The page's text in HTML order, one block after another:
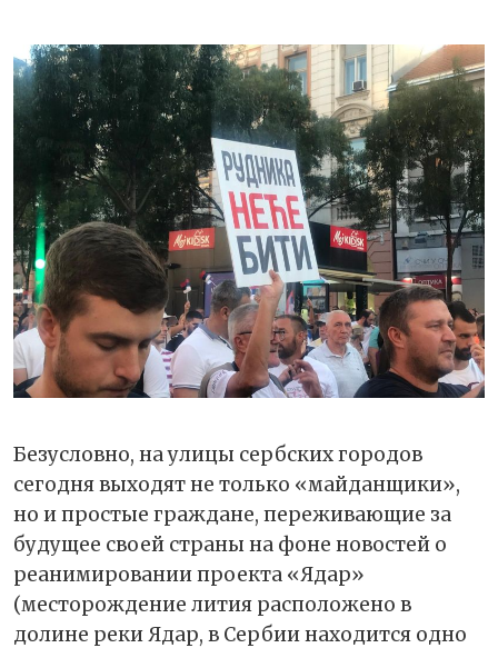
Безусловно, на улицы сербских городов
сегодня выходят не только «майданщики»,
но и простые граждане, переживающие за
будущее своей страны на фоне новостей о
реанимировании проекта «Ядар»
(месторождение лития расположено в
долине реки Ядар, в Сербии находится одно